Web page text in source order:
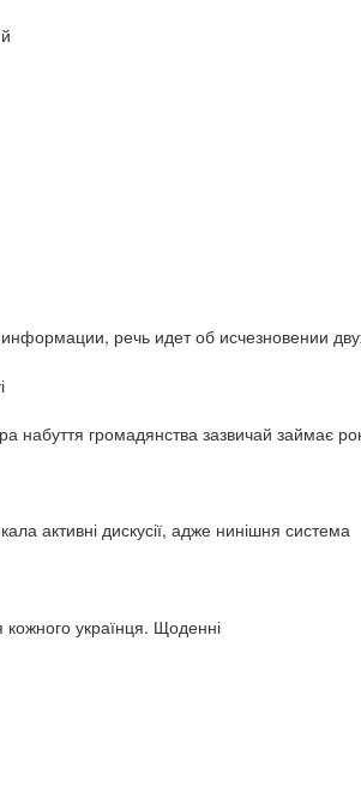
речь идет об исчезновении
набуття громадянства зазвичай займає
активні дискусії, адже нинішня система
українця. Щоденні